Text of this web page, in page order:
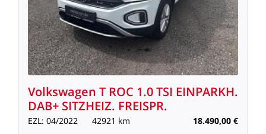
Volkswagen T ROC 1.0TSI EINPARKH.
DAB+ SITZHEIZ. FREISPR.
EZL: 04/2022 42921 km 18.490,00 €